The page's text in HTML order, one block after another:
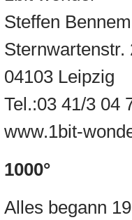
Steffen
Sternwartenstr.
04103 Leipzig
Tel.:03 41/3 04
www.1bit-
1000°
Alles begann